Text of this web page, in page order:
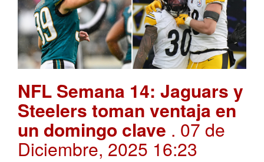
NFL Semana 14: Jaguars y
Steelers toman ventaja en
un domingo clave . 07 de
Diciembre, 2025 16:23